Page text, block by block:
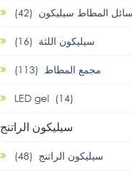
المطاط سيليكون (42)
سيليكون اللثة (16)
مجمع المطاط (113)
LED gel (14)
سيليكون الراتنج
سيليكون الراتنج (48)